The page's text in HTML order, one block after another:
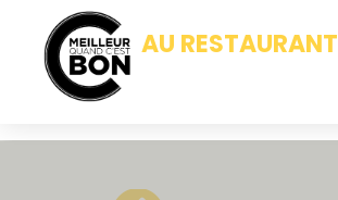
AU RESTAURANT